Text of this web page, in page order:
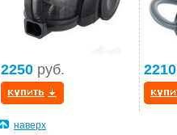
2250 руб. 2210
наверх